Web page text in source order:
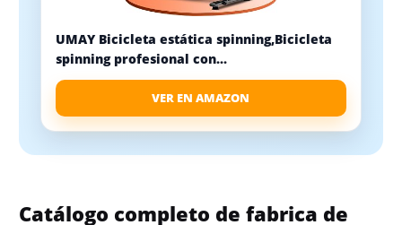
UMAY Bicicleta estática spinning,Bicicleta
spinning profesional con...
VER EN AMAZON
Catálogo completo de fabrica de